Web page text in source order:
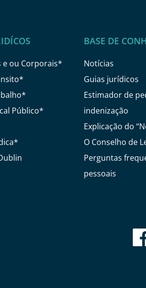
e ou Corporais*
Público*
BASE DE
Notícias
Guias jurídicos
Estimador de
indenização
Explicação do
O Conselho de
Perguntas
pessoais